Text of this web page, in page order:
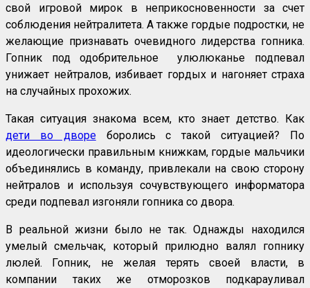
свой игровой мирок в неприкосновенности за счет
соблюдения нейтралитета. А также гордые подростки, не
желающие признавать очевидного лидерства гопника.
Гопник под одобрительное улюлюканье подпевал
унижает нейтралов, избивает гордых и нагоняет страха
на случайных прохожих.
Такая ситуация знакома всем, кто знает детство. Как
дети во двореборолись с такой ситуацией? По
идеологически правильным книжкам, гордые мальчики
объединялись в команду, привлекали на свою сторону
нейтралов и используя сочувствующего информатора
среди подпевал изгоняли гопника со двора.
В реальной жизни было не так. Однажды находился
умелый смельчак, который прилюдно валял гопнику
люлей. Гопник, не желая терять своей власти, в
компании таких же отморозков подкарауливал